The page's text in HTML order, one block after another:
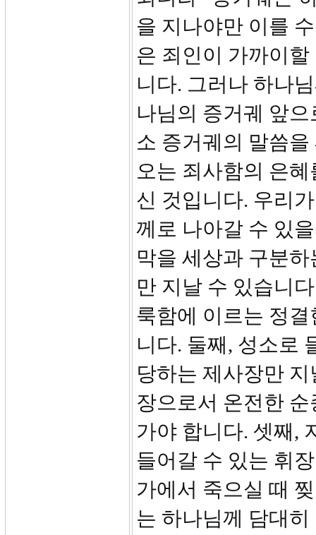
을 지나야만 이를
은 죄인이 가까이
니다. 그러나 하나
나님의 증거궤 앞
소 증거궤의 말씀
오는 죄사함의 은
신 것입니다. 우리
께로 나아갈 수 있
막을 세상과 구분
만 지날 수 있습니
룩함에 이르는 정
니다. 둘째, 성소로
당하는 제사장만
장으로서 온전한
가야 합니다. 셋째,
들어갈 수 있는 휘
가에서 죽으실 때
는 하나님께 담대